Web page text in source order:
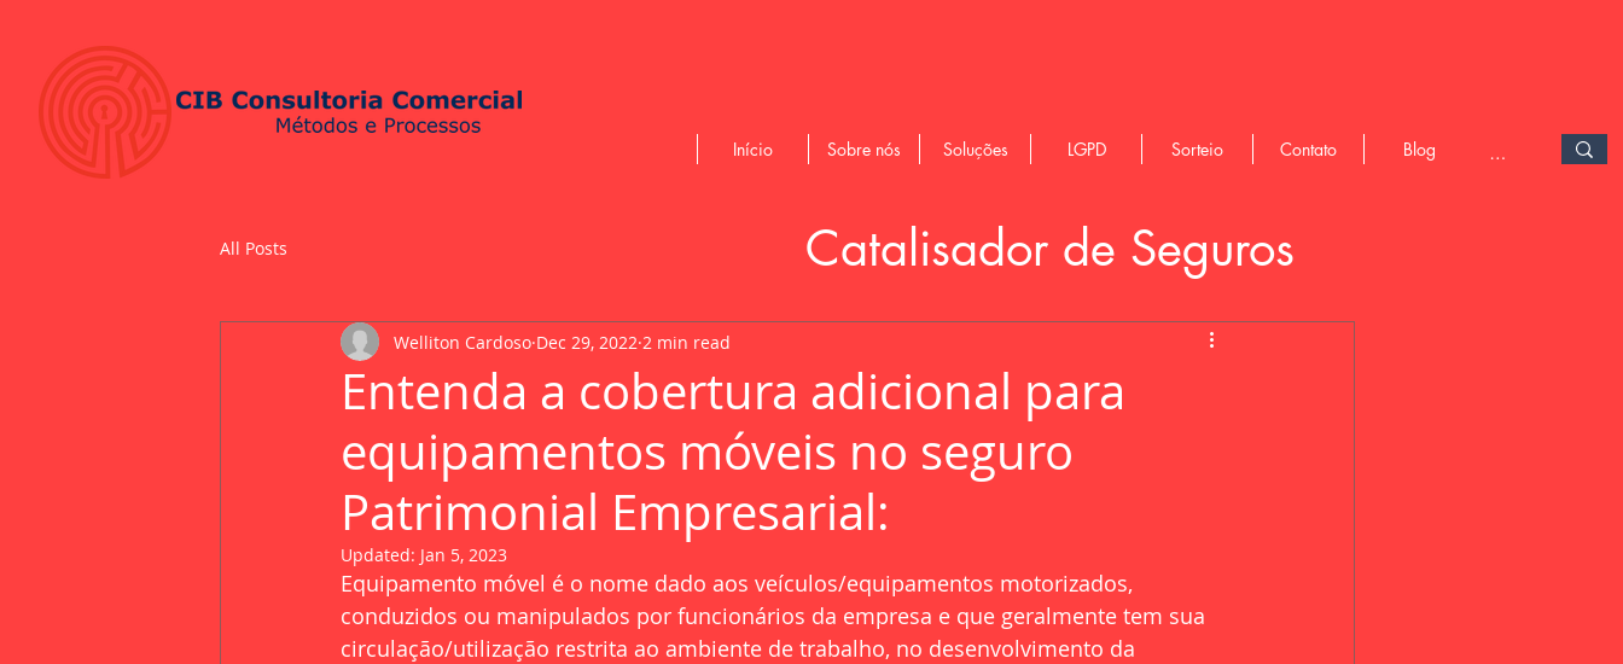
Início Sobre nós Soluções LGPD Sorteio Contato Blog
All Posts
Entenda a cobertura adicional para
equipamentos móveis no seguro
Patrimonial Empresarial:
Welliton Cardoso Dec 29, 2022 2 min read
Updated: Jan 5, 2023
Equipamento móvel é o nome dado aos veículos/equipamentos motorizados,
conduzidos ou manipulados por funcionários da empresa e que geralmente tem sua
circulação/utilização restrita ao ambiente de trabalho, no desenvolvimento da
Catalisador de Seguros